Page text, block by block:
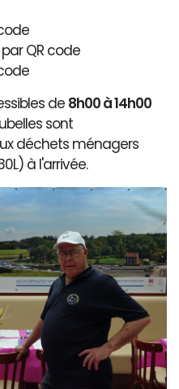
QR code
de 8h00 à 14h00
sont
déchets ménagers
à l'arrivée.